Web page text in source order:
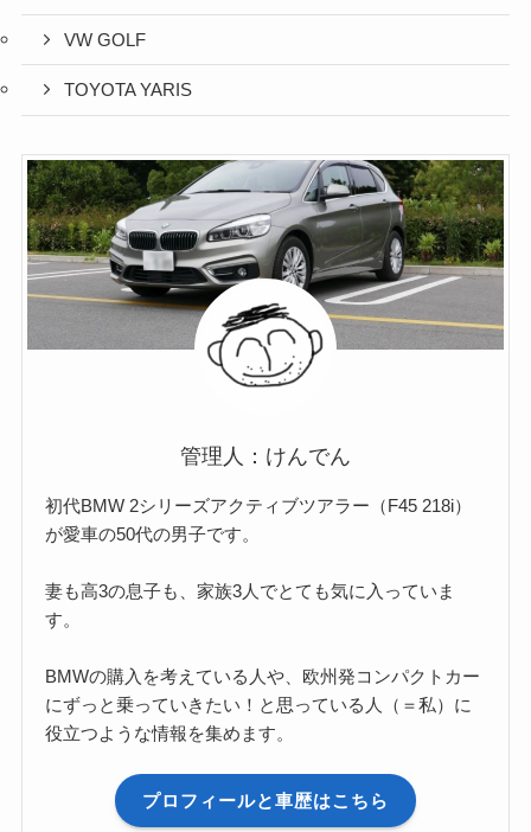
VW GOLF
TOYOTA YARIS
管理人：けんでん
初代BMW 2シリーズアクティブツアラー（F45 218i）
が愛車の50代の男子です。
妻も高3の息子も、家族3人でとても気に入っていま
す。
BMWの購入を考えている人や、欧州発コンパクトカー
にずっと乗っていきたい！と思っている人（＝私）に
役立つような情報を集めます。
プロフィールと車歴はこちら